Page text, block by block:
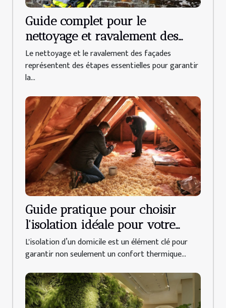
Guide complet pour le
nettoyage et ravalement des
façades
Le nettoyage et le ravalement des façades
représentent des étapes essentielles pour garantir
la...
Guide pratique pour choisir
l'isolation idéale pour votre
domicile
L'isolation d’un domicile est un élément clé pour
garantir non seulement un confort thermique...